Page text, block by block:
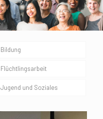
Bildung
Flüchtlingsarbeit
Jugend und Soziales